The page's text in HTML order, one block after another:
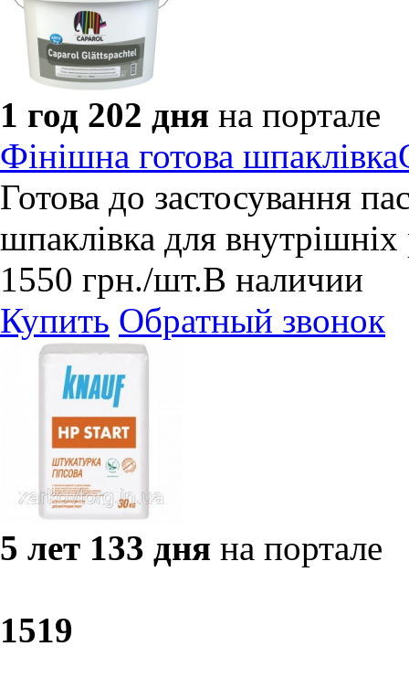
1 год 202 дня на портале
Фінішна готова
Готова до застосування
шпаклівка для внутрішніх
1550 грн./шт.В наличии
Купить Обратный звонок
5 лет 133 дня на портале
1519